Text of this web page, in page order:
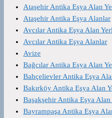
Ataşehir Antika Eşya Alan
Ataşehir Antika Eşya Alanlar
Avcılar Antika Eşya Alan
Avcılar Antika Eşya Alanlar
Avize
Bağcılar Antika Eşya Alan
Bahçelievler Antika Eşya
Bakırköy Antika Eşya Alan
Başakşehir Antika Eşya Alan
Bayrampaşa Antika Eşya